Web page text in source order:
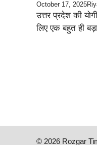
October 17, 2025
उत्तर प्रदेश की
लिए एक बहुत ही
© 2026 Rozgar